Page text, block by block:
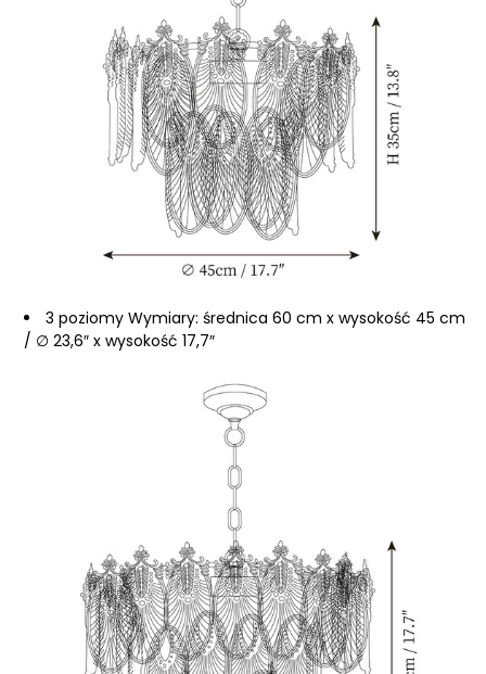
3 poziomy Wymiary: średnica 60 cm x wysokość 45 cm
/ ∅ 23,6″ x wysokość 17,7″